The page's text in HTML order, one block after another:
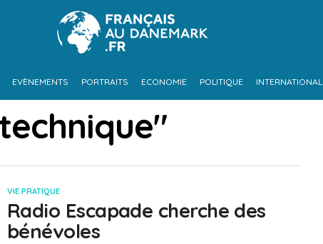
EVÈNEMENTS PORTRAITS ECONOMIE POLITIQUE INTERNATIONAL
VIE PRATIQUE
Radio Escapade cherche des
bénévoles